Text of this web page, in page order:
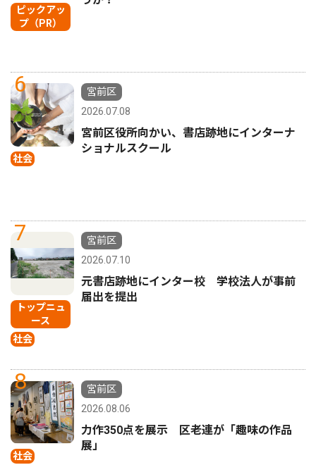
ピックアッ
プ（PR）
6
社会
宮前区
2026.07.08
宮前区役所向かい、書店跡地にインターナ
ショナルスクール
7
トップニュ
ース
社会
宮前区
2026.07.10
元書店跡地にインター校 学校法人が事前
届出を提出
8
社会
宮前区
2026.08.06
力作350点を展示 区老連が「趣味の作品
展」